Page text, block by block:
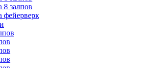
8 залпов
фейерверк